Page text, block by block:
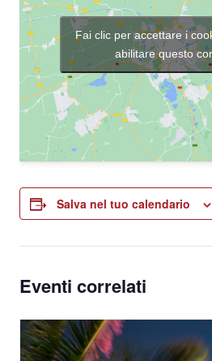
Fai clic per accettare i
abilitare questo
Salva nel tuo calendario
Eventi correlati